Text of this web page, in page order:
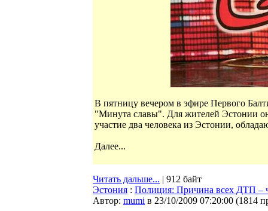
В пятницу вечером в эфире Первого
"Минута славы". Для жителей Эстонии
участие два человека из Эстонии,
Далее...
Читать дальше... | 912 байт
Эстония : Полиция: Причина всех ДТП –
Автор: mumi в 23/10/2009 07:20:00 (1814